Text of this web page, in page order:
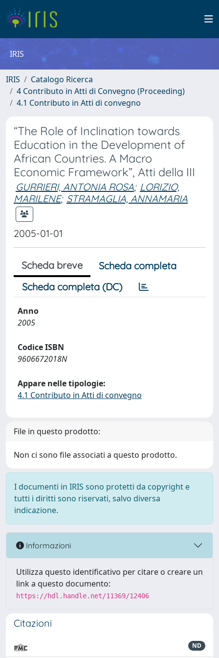
IRIS
IRIS
Catalogo Ricerca
4 Contributo in Atti di Convegno (Proceeding)
4.1 Contributo in Atti di convegno
“The Role of Inclination towards
Education in the Development of
African Countries. A Macro
Economic Framework”, Atti della III
GURRIERI, ANTONIA ROSA; LORIZIO,
MARILENE; STRAMAGLIA, ANNAMARIA
2005-01-01
Scheda breve
Scheda completa
Scheda completa (DC)
Anno
2005
Codice ISBN
9606672018N
Appare nelle tipologie:
4.1 Contributo in Atti di convegno
File in questo prodotto:
Non ci sono file associati a questo prodotto.
I documenti in IRIS sono protetti da copyright e
tutti i diritti sono riservati, salvo diversa
indicazione.
Informazioni
Utilizza questo identificativo per citare o creare un
link a questo documento:
https://hdl.handle.net/11369/12406
Citazioni
ND